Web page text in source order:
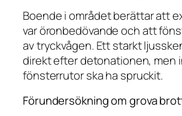
Boende i området berättar att
var öronbedövande och att
av tryckvågen. Ett starkt
direkt efter detonationen, men
fönsterrutor ska ha spruckit.
Förundersökning om grova